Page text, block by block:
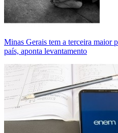
Minas Gerais tem a terceira maior
país, aponta levantamento